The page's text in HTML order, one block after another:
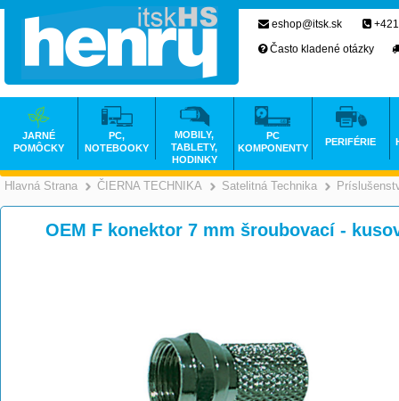
Hlavná Strana >
ČIERNA TECHNIKA >
Satelitná Technika
OEM F konektor 7 mm šroubovací -
eshop@itsk.sk
Často kladené otázky
JARNÉ
POMÔCKY
PC,
NOTEBOOKY
MOBILY,
TABLETY,
HODINKY
PC
KOMPONENTY
PERIFÉRIE